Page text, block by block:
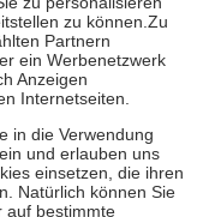
beträgt die
Euro je
eigene Gesundheit zu
zu unterstützen,
18. Lebensjahr
die von der